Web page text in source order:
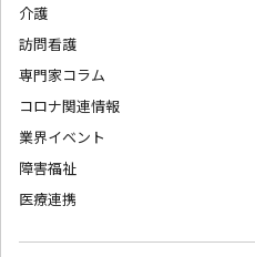
介護
訪問看護
専門家コラム
コロナ関連情報
業界イベント
障害福祉
医療連携